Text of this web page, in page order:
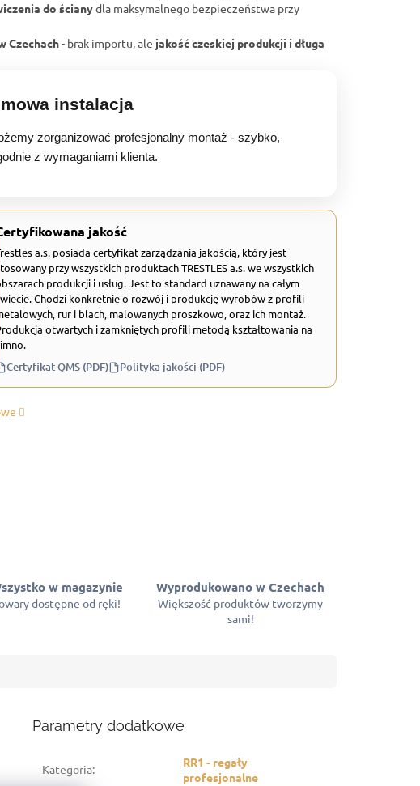
do ścianydla maksymalnego bezpieczeństwa przy
Czechach- brak importu, ale jakość czeskiej produkcji i długa
instalacja
zorganizować profesjonalny montaż - szybko,
z wymaganiami klienta.
jakość
a.s. posiada certyfikat zarządzania jakością, który jest
przy wszystkich produktach TRESTLES a.s. we wszystkich
produkcji i usług. Jest to standard uznawany na całym
Chodzi konkretnie o rozwój i produkcję wyrobów z profili
rur i blach, malowanych proszkowo, oraz ich montaż.
otwartych i zamkniętych profili metodą kształtowania na
Certyfikat QMS (PDF) Polityka jakości (PDF)
w magazynie
dostępne od ręki!
Wyprodukowano w Czechach
Większość produktów tworzymy
sami!
Parametry dodatkowe
Kategoria:
RR1 - regały
profesjonalne